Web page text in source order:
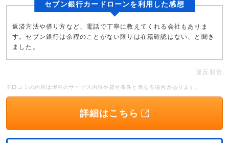
セブン銀行カードローンを利用した感想
返済方法や借り方など、電話で丁寧に教えてくれる会社もありま
す。セブン銀行は余程のことがない限りは在籍確認はない、と聞き
ました。
違反報告
※口コミの内容は現在のサービス内容や貸付条件と異なる場合があります。
詳細はこちら